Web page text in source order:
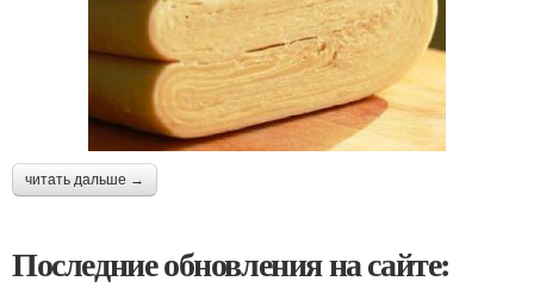
читать дальше →
Последние обновления на сайте: